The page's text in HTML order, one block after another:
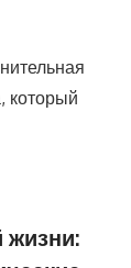
который
жизни: